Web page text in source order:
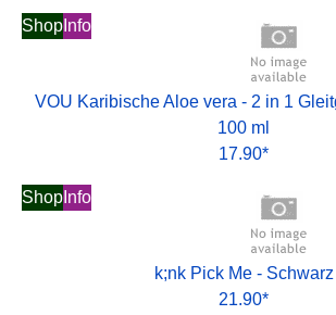
Shop Info
VOU Karibische Aloe vera - 2 in 1
100 ml
17.90*
Shop Info
k;nk Pick Me - Schwarz
21.90*